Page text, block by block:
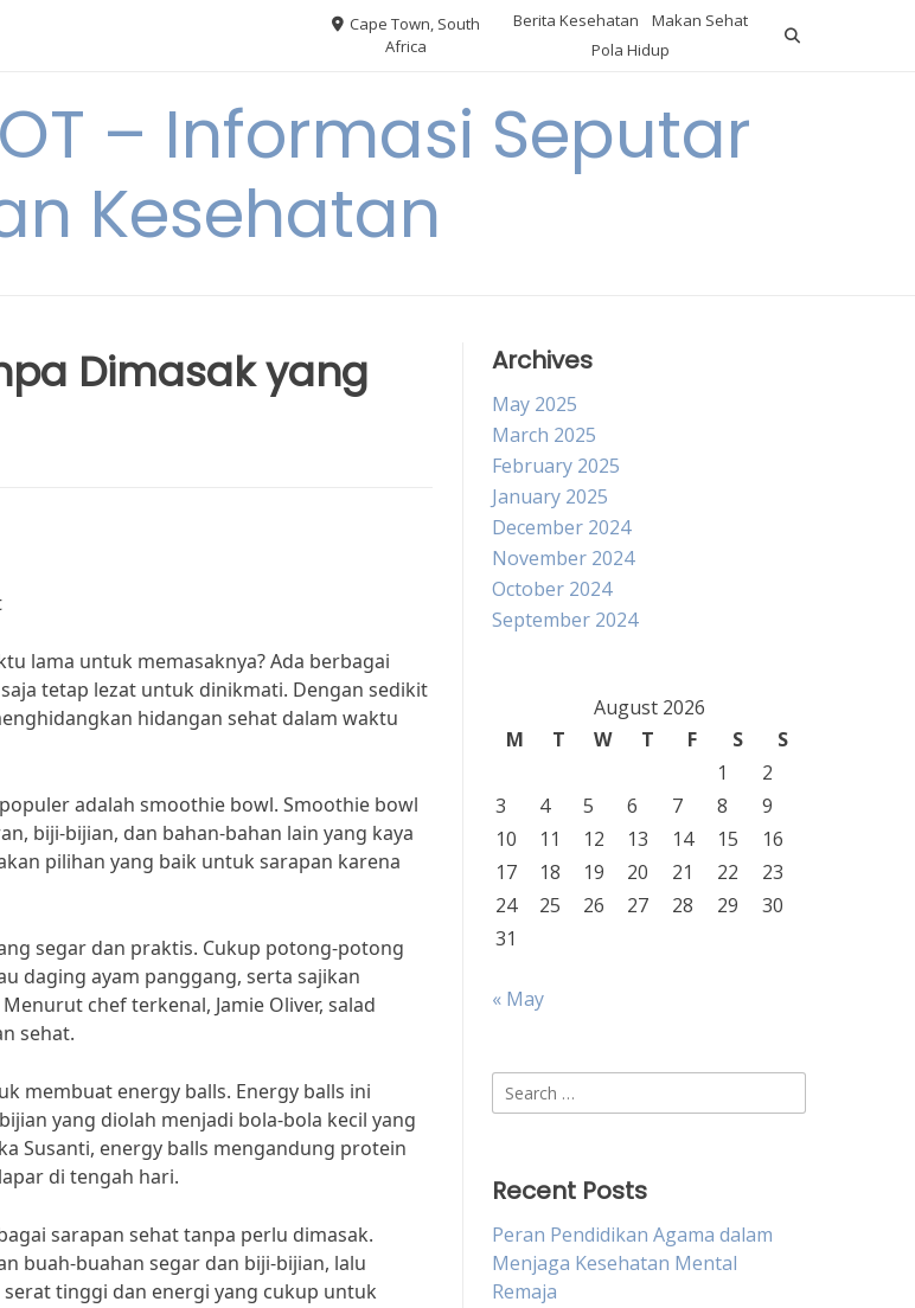
Cape Town, South
Africa
Berita Kesehatan
Makan Sehat
Pola Hidup
– Informasi Seputar
Kesehatan
Dimasak yang
lama untuk memasaknya? Ada berbagai
tetap lezat untuk dinikmati. Dengan sedikit
hidangan sehat dalam waktu
adalah smoothie bowl. Smoothie bowl
biji-bijian, dan bahan-bahan lain yang kaya
pilihan yang baik untuk sarapan karena
segar dan praktis. Cukup potong-potong
daging ayam panggang, serta sajikan
chef terkenal, Jamie Oliver, salad
sehat.
membuat energy balls. Energy balls ini
yang diolah menjadi bola-bola kecil yang
Susanti, energy balls mengandung protein
di tengah hari.
sarapan sehat tanpa perlu dimasak.
buah-buahan segar dan biji-bijian, lalu
tinggi dan energi yang cukup untuk
Archives
May 2025
March 2025
February 2025
January 2025
December 2024
November 2024
October 2024
September 2024
August 2026
M
T W T F S
S
1
2
3
4 5 6 7 8
9
10
11 12 13 14 15
16
17
18 19 20 21 22
23
24
25 26 27 28 29
30
31
« May
Search
for:
Recent Posts
Peran Pendidikan Agama dalam
Menjaga Kesehatan Mental
Remaja